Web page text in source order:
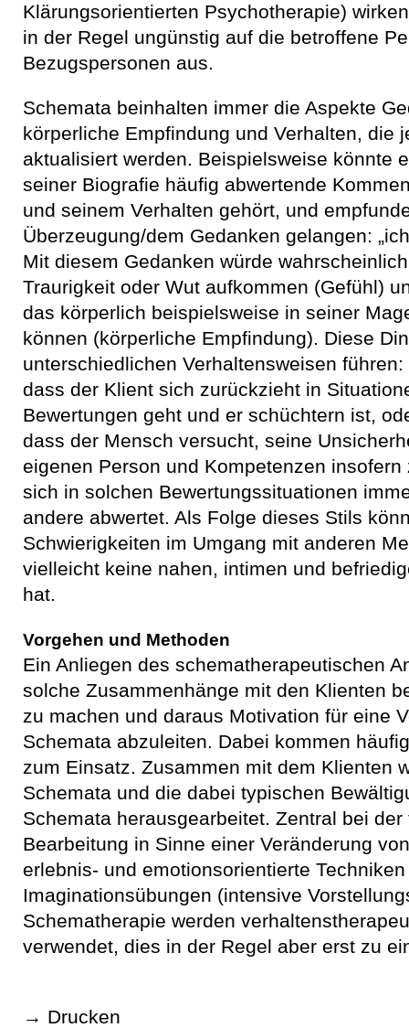
Klärungsorientierten Psychotherapie)
in der Regel ungünstig auf die betroffene
Bezugspersonen aus.
Schemata beinhalten immer die Aspekte
körperliche Empfindung und Verhalten, die
aktualisiert werden. Beispielsweise könnte
seiner Biografie häufig abwertende
und seinem Verhalten gehört, und
Überzeugung/dem Gedanken gelangen:
Mit diesem Gedanken würde
Traurigkeit oder Wut aufkommen (Gefühl)
das körperlich beispielsweise in seiner
können (körperliche Empfindung). Diese
unterschiedlichen Verhaltensweisen
dass der Klient sich zurückzieht in
Bewertungen geht und er schüchtern ist,
dass der Mensch versucht, seine
eigenen Person und Kompetenzen
sich in solchen Bewertungssituationen
andere abwertet. Als Folge dieses Stils
Schwierigkeiten im Umgang mit anderen
vielleicht keine nahen, intimen und
hat.
Vorgehen und Methoden
Ein Anliegen des schematherapeutischen
solche Zusammenhänge mit den Klienten
zu machen und daraus Motivation für eine
Schemata abzuleiten. Dabei kommen
zum Einsatz. Zusammen mit dem Klienten
Schemata und die dabei typischen
Schemata herausgearbeitet. Zentral bei
Bearbeitung in Sinne einer Veränderung
erlebnis- und emotionsorientierte
Imaginationsübungen (intensive
Schematherapie werden
verwendet, dies in der Regel aber erst zu
→ Drucken